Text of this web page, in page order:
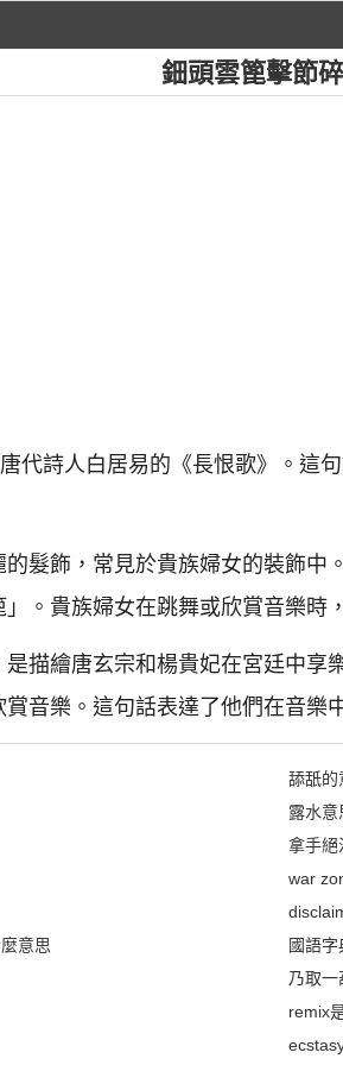
鈿頭雲篦擊節
代詩人白居易的《長恨歌》。這
髮飾，常見於貴族婦女的裝飾
。貴族婦女在跳舞或欣賞音樂時
描繪唐玄宗和楊貴妃在宮廷中享
音樂。這句話表達了他們在音樂
意思
舔舐的
露水意
拿手絕
war
國語
乃取一
remix